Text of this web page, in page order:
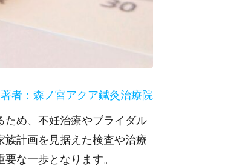
著者：森ノ宮アクア鍼灸治療院
ため、不妊治療やブライダル
計画を見据えた検査や治療
な一歩となります。